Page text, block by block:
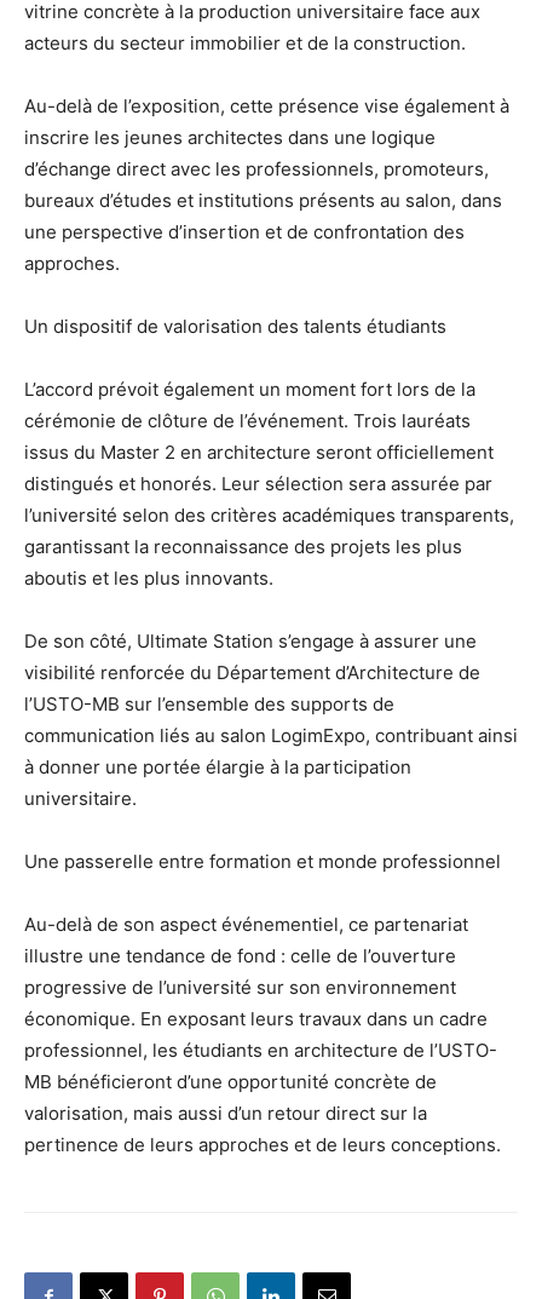
vitrine concrète à la production universitaire face aux
acteurs du secteur immobilier et de la construction.
Au-delà de l’exposition, cette présence vise également à
inscrire les jeunes architectes dans une logique
d’échange direct avec les professionnels, promoteurs,
bureaux d’études et institutions présents au salon, dans
une perspective d’insertion et de confrontation des
approches.
Un dispositif de valorisation des talents étudiants
L’accord prévoit également un moment fort lors de la
cérémonie de clôture de l’événement. Trois lauréats
issus du Master 2 en architecture seront officiellement
distingués et honorés. Leur sélection sera assurée par
l’université selon des critères académiques transparents,
garantissant la reconnaissance des projets les plus
aboutis et les plus innovants.
De son côté, Ultimate Station s’engage à assurer une
visibilité renforcée du Département d’Architecture de
l’USTO-MB sur l’ensemble des supports de
communication liés au salon LogimExpo, contribuant ainsi
à donner une portée élargie à la participation
universitaire.
Une passerelle entre formation et monde professionnel
Au-delà de son aspect événementiel, ce partenariat
illustre une tendance de fond : celle de l’ouverture
progressive de l’université sur son environnement
économique. En exposant leurs travaux dans un cadre
professionnel, les étudiants en architecture de l’USTO-
MB bénéficieront d’une opportunité concrète de
valorisation, mais aussi d’un retour direct sur la
pertinence de leurs approches et de leurs conceptions.